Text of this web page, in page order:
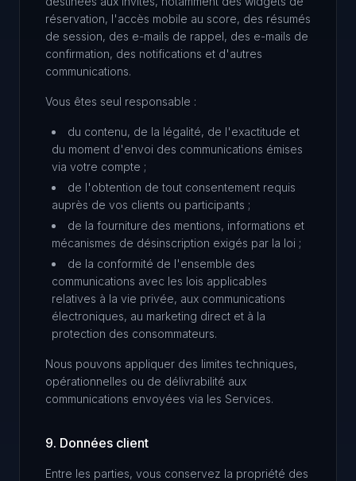
réservation, l'accès mobile au score, des résumés
de session, des e-mails de rappel, des e-mails de
confirmation, des notifications et d'autres
communications.
Vous êtes seul responsable :
du contenu, de la légalité, de l'exactitude et
du moment d'envoi des communications émises
via votre compte ;
de l'obtention de tout consentement requis
auprès de vos clients ou participants ;
de la fourniture des mentions, informations et
mécanismes de désinscription exigés par la loi ;
de la conformité de l'ensemble des
communications avec les lois applicables
relatives à la vie privée, aux communications
électroniques, au marketing direct et à la
protection des consommateurs.
Nous pouvons appliquer des limites techniques,
opérationnelles ou de délivrabilité aux
communications envoyées via les Services.
9. Données client
Entre les parties, vous conservez la propriété des